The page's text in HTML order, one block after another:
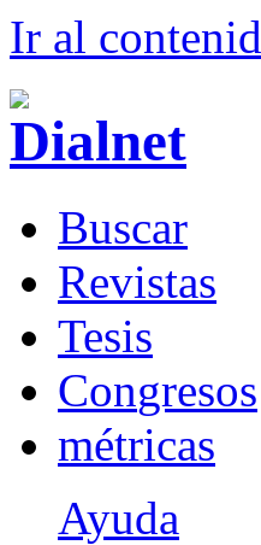
Ir al contenid
Buscar
Revistas
Tesis
Congresos
métricas
Ayuda